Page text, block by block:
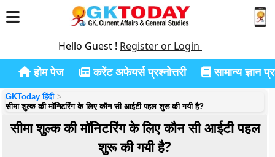
Hello Guest ! Register or Login
होम पेज करेंट अफेयर्स प्रश्नोत्तरी सामान्य ज्ञान
GKToday हिंदी
सीमा शुल्क की मॉनिटरिंग के लिए कौन सी आईटी पहल शुरू की गयी है?
सीमा शुल्क की मॉनिटरिंग के लिए कौन सी आईटी पहल
शुरू की गयी है?